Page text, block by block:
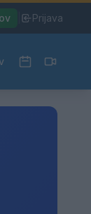
Prijava